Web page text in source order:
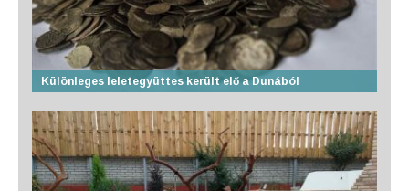
Különleges leletegyüttes került elő a Dunából